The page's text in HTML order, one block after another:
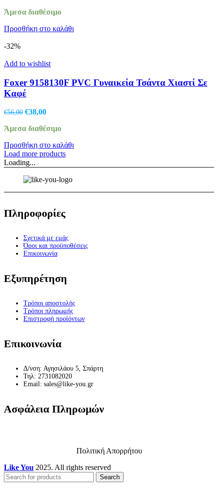
was:
τιμή
€42,00.
Άμεσα διαθέσιμο
Προσθήκη στο καλάθι
-32%
Add to wishlist
Foxer 9158130F PVC Γυναικεία Τσάντα Χιαστί Σε
Καφέ
€56,00 Original
was:
€38,00Η
τιμή
€38,00.
Άμεσα διαθέσιμο
Προσθήκη στο καλάθι
Load more products
Loading...
Πληροφορίες
Σχετικά με εμάς
Όροι και προϋποθέσεις
Επικοινωνία
Εξυπηρέτηση
Τρόποι αποστολής
Τρόποι πληρωμής
Επιστροφή προϊόντων
Επικοινωνία
Δ/νση: Αγησιλάου 5, Σπάρτη
Τηλ: 2731082020
Email: sales@like-you.gr
Ασφάλεια Πληρωμών
Πολιτική Απορρήτου
Like You 2025. All rights reserved
Search